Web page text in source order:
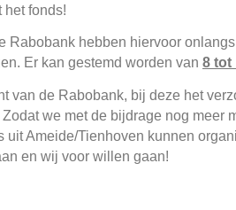
fonds!
Rabobank hebben hiervoor
Er kan gestemd worden van 8 tot
van de Rabobank, bij deze het
we met de bijdrage nog meer
uit Ameide/Tienhoven kunnen
en wij voor willen gaan!